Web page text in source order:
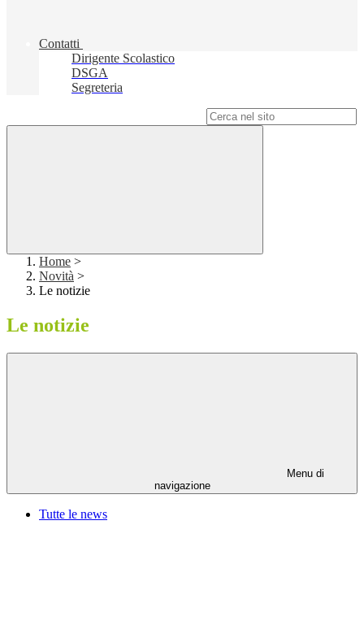
Contatti
Dirigente Scolastico
DSGA
Segreteria
Home >
Novità >
Le notizie
Le notizie
Menu di
navigazione
Tutte le news